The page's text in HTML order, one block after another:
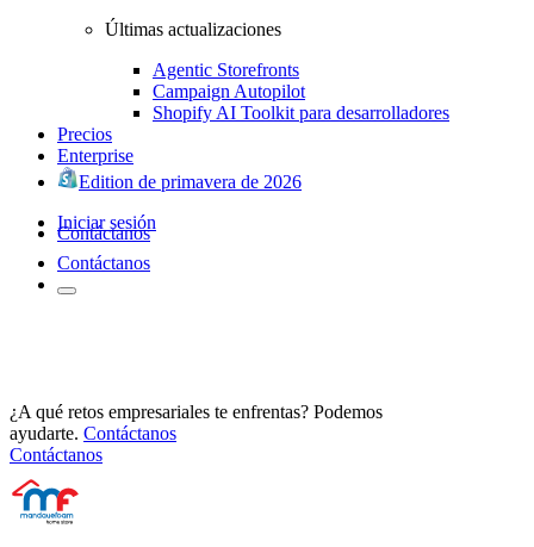
Últimas actualizaciones
Agentic Storefronts
Campaign Autopilot
Shopify AI Toolkit para desarrolladores
Precios
Enterprise
Edition de primavera de 2026
Iniciar sesión
Contáctanos
Contáctanos
¿A qué retos empresariales te enfrentas? Podemos
ayudarte. Contáctanos
Contáctanos